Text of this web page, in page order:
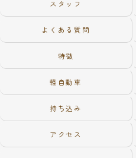
スタッフ
よくある質問
特徴
軽自動車
持ち込み
アクセス